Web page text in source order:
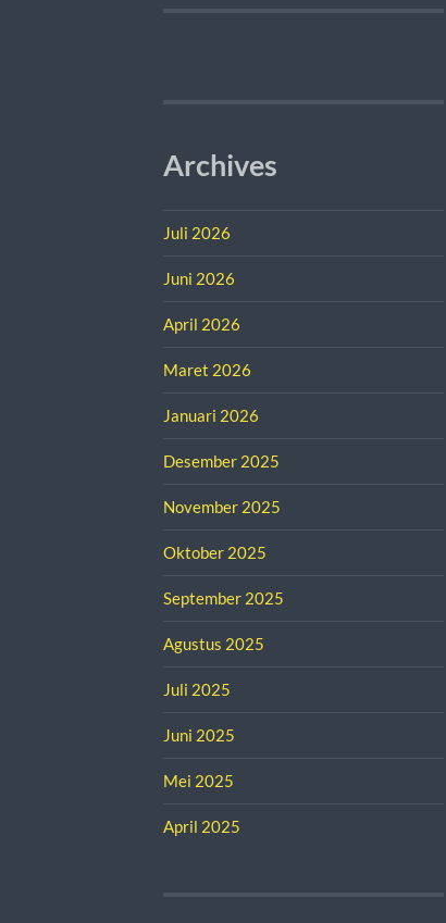
Archives
Juli 2026
Juni 2026
April 2026
Maret 2026
Januari 2026
Desember 2025
November 2025
Oktober 2025
September 2025
Agustus 2025
Juli 2025
Juni 2025
Mei 2025
April 2025